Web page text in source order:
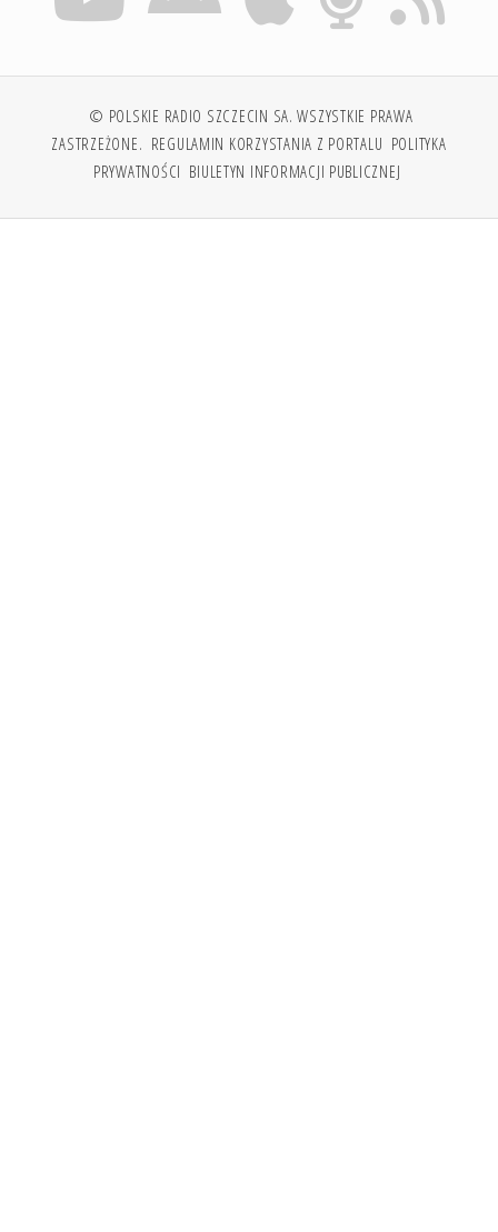
© POLSKIE RADIO SZCZECIN SA. WSZYSTKIE PRAWA
ZASTRZEŻONE. REGULAMIN KORZYSTANIA Z PORTALU POLITYKA
PRYWATNOŚCI BIULETYN INFORMACJI PUBLICZNEJ